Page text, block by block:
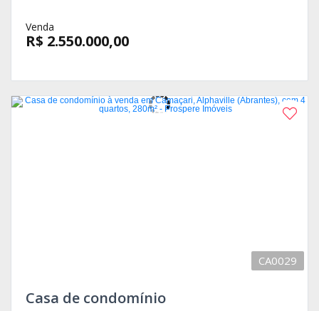
Venda
R$ 2.550.000,00
CA0029
Casa de condomínio